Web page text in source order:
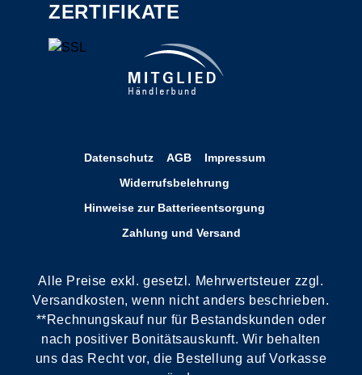
ZERTIFIKATE
Datenschutz AGB
Impressum
Widerrufsbelehrung
Hinweise zur Batterieentsorgung
Zahlung und Versand
Alle Preise exkl. gesetzl. Mehrwertsteuer zzgl.
Versandkosten, wenn nicht anders beschrieben.
**Rechnungskauf nur für Bestandskunden oder
nach positiver Bonitätsauskunft. Wir behalten
uns das Recht vor, die Bestellung auf Vorkasse